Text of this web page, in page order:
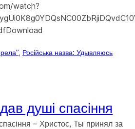
watch?
Російська назва: Удывляюсь
душі спасіння
– Христос, Ты принял за